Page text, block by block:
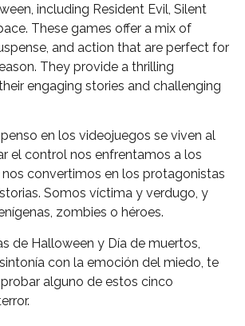
including Resident Evil, Silent
These games offer a mix of
and action that are perfect for
They provide a thrilling
engaging stories and challenging
en los videojuegos se viven al
el control nos enfrentamos a los
convertimos en los protagonistas
Somos víctima y verdugo, y
zombies o héroes.
de Halloween y Día de muertos,
con la emoción del miedo, te
alguno de estos cinco